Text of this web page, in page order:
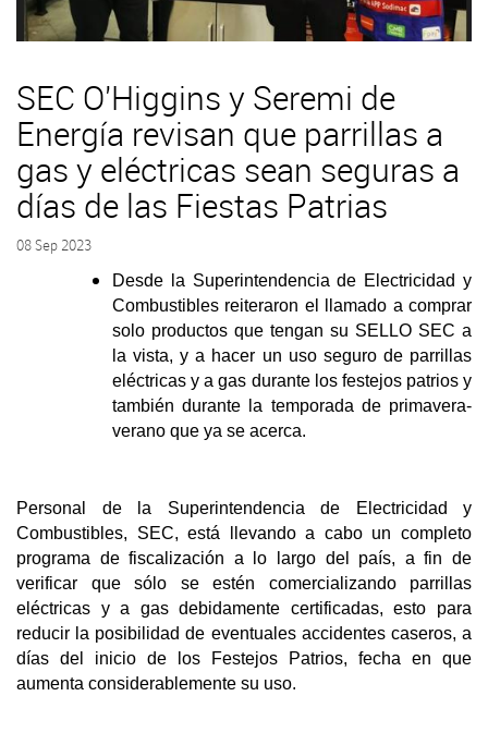
SEC O'Higgins y Seremi de
Energía revisan que parrillas a
gas y eléctricas sean seguras a
días de las Fiestas Patrias
08 Sep 2023
Desde la Superintendencia de Electricidad y
Combustibles reiteraron el llamado a comprar
solo productos que tengan su SELLO SEC a
la vista, y a hacer un uso seguro de parrillas
eléctricas y a gas durante los festejos patrios y
también durante la temporada de primavera-
verano que ya se acerca.
Personal de la Superintendencia de Electricidad y
Combustibles, SEC, está llevando a cabo un completo
programa de fiscalización a lo largo del país, a fin de
verificar que sólo se estén comercializando parrillas
eléctricas y a gas debidamente certificadas, esto para
reducir la posibilidad de eventuales accidentes caseros, a
días del inicio de los Festejos Patrios, fecha en que
aumenta considerablemente su uso.